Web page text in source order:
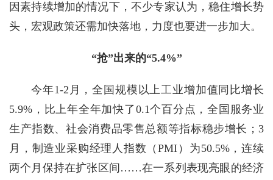
因素持续增加的情况下，不少专家认为，稳住增长势
头，宏观政策还需加快落地，力度也要进一步加大。
“抢”出来的“5.4%”
今年1-2月，全国规模以上工业增加值同比增长
5.9%，比上年全年加快了0.1个百分点，全国服务业
生产指数、社会消费品零售总额等指标稳步增长；3
月，制造业采购经理人指数（PMI）为50.5%，连续
两个月保持在扩张区间……在一系列表现亮眼的经济